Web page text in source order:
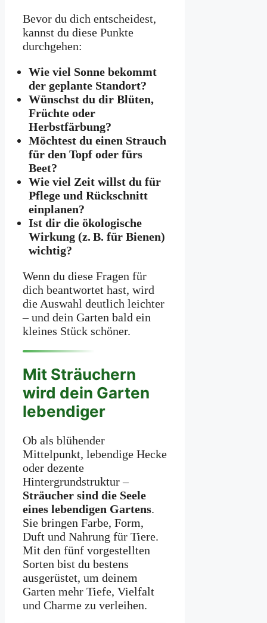
Bevor du dich entscheidest,
kannst du diese Punkte
durchgehen:
Wie viel Sonne bekommt
der geplante Standort?
Wünschst du dir Blüten,
Früchte oder
Herbstfärbung?
Möchtest du einen Strauch
für den Topf oder fürs
Beet?
Wie viel Zeit willst du für
Pflege und Rückschnitt
einplanen?
Ist dir die ökologische
Wirkung (z. B. für Bienen)
wichtig?
Wenn du diese Fragen für
dich beantwortet hast, wird
die Auswahl deutlich leichter
– und dein Garten bald ein
kleines Stück schöner.
Mit Sträuchern
wird dein Garten
lebendiger
Ob als blühender
Mittelpunkt, lebendige Hecke
oder dezente
Hintergrundstruktur –
Sträucher sind die Seele
eines lebendigen Gartens.
Sie bringen Farbe, Form,
Duft und Nahrung für Tiere.
Mit den fünf vorgestellten
Sorten bist du bestens
ausgerüstet, um deinem
Garten mehr Tiefe, Vielfalt
und Charme zu verleihen.